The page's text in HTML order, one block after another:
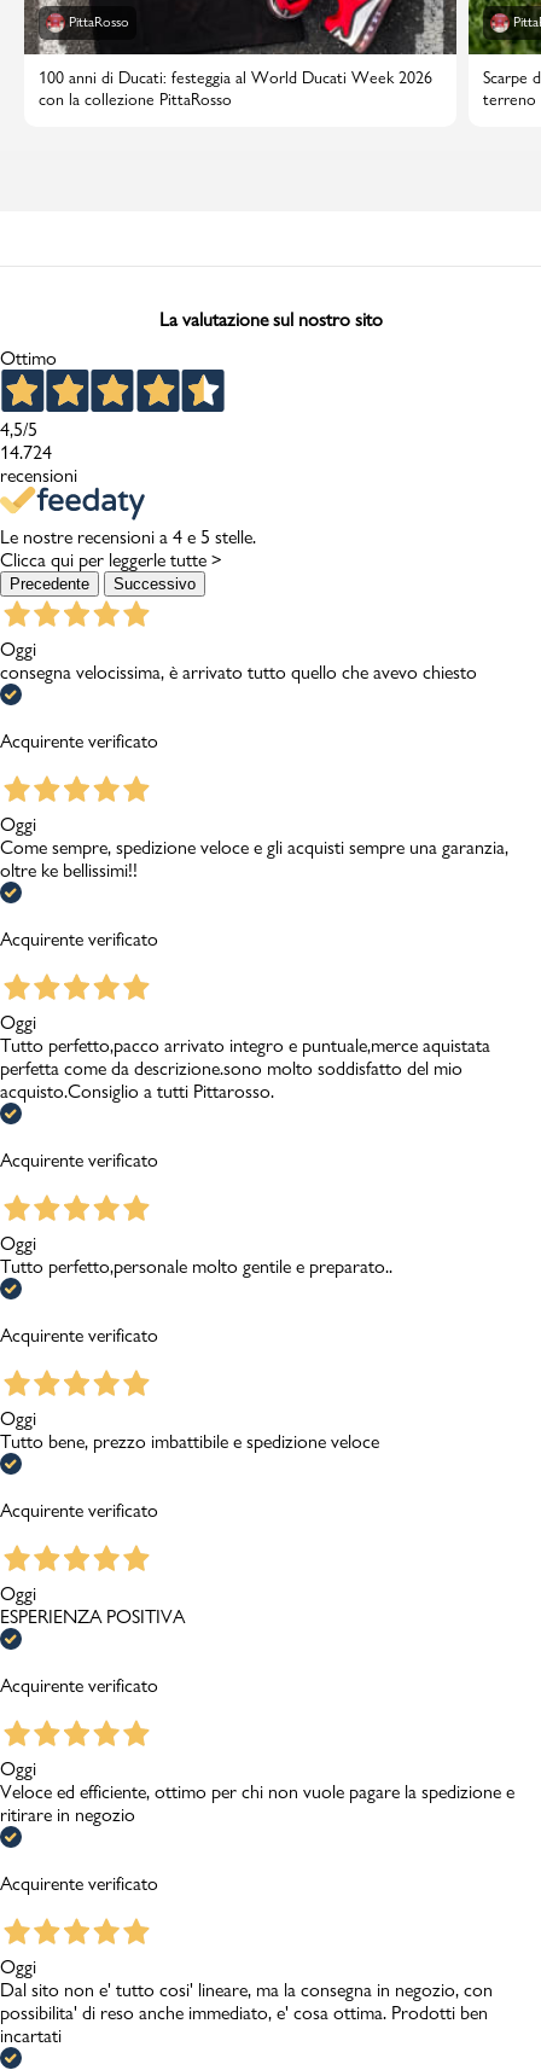
PittaRosso
100 anni di Ducati: festeggia al World Ducati Week 2026
con la collezione PittaRosso
Scarpe
terreno
La valutazione sul nostro sito
Ottimo
4,5/5
14.724
recensioni
Le nostre recensioni a 4 e 5 stelle.
Clicca qui per leggerle tutte >
Precedente Successivo
Oggi
consegna velocissima, è arrivato tutto quello che avevo chiesto
Acquirente verificato
Oggi
Come sempre, spedizione veloce e gli acquisti sempre una garanzia,
oltre ke bellissimi!!
Acquirente verificato
Oggi
Tutto perfetto,pacco arrivato integro e puntuale,merce aquistata
perfetta come da descrizione.sono molto soddisfatto del mio
acquisto.Consiglio a tutti Pittarosso.
Acquirente verificato
Oggi
Tutto perfetto,personale molto gentile e preparato..
Acquirente verificato
Oggi
Tutto bene, prezzo imbattibile e spedizione veloce
Acquirente verificato
Oggi
ESPERIENZA POSITIVA
Acquirente verificato
Oggi
Veloce ed efficiente, ottimo per chi non vuole pagare la spedizione e
ritirare in negozio
Acquirente verificato
Oggi
Dal sito non e' tutto cosi' lineare, ma la consegna in negozio, con
possibilita' di reso anche immediato, e' cosa ottima. Prodotti ben
incartati